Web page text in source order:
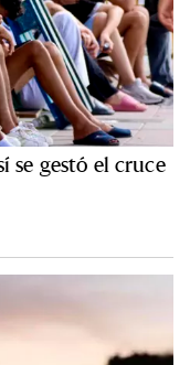
se gestó el cruce